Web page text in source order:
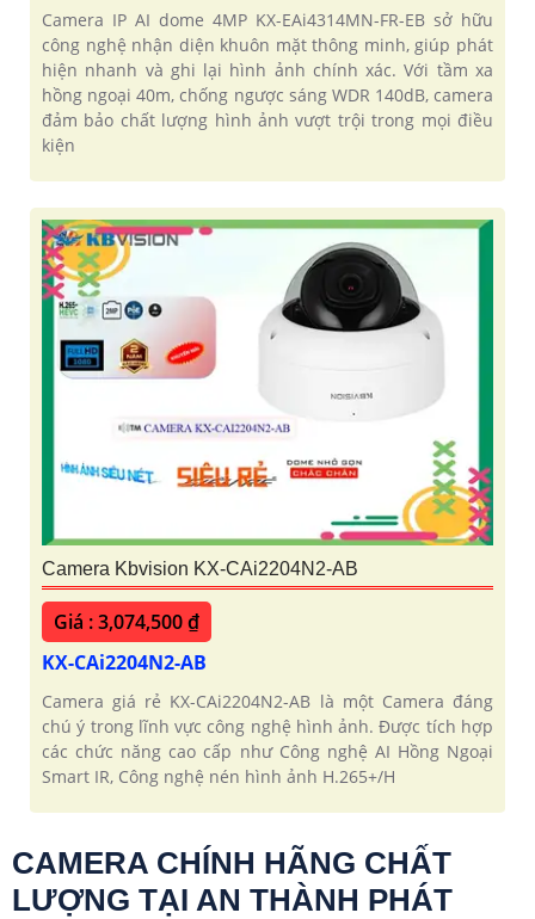
Camera IP AI dome 4MP KX-EAi4314MN-FR-EB sở hữu
công nghệ nhận diện khuôn mặt thông minh, giúp phát
hiện nhanh và ghi lại hình ảnh chính xác. Với tầm xa
hồng ngoại 40m, chống ngược sáng WDR 140dB, camera
đảm bảo chất lượng hình ảnh vượt trội trong mọi điều
kiện
Camera Kbvision KX-CAi2204N2-AB
Giá : 3,074,500 ₫
KX-CAi2204N2-AB
Camera giá rẻ KX-CAi2204N2-AB là một Camera đáng
chú ý trong lĩnh vực công nghệ hình ảnh. Được tích hợp
các chức năng cao cấp như Công nghệ AI Hồng Ngoại
Smart IR, Công nghệ nén hình ảnh H.265+/H
CAMERA CHÍNH HÃNG CHẤT
LƯỢNG TẠI AN THÀNH PHÁT